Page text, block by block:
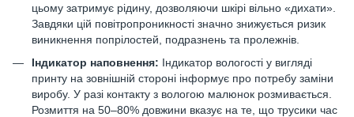
цьому затримує рідину, дозволяючи шкірі вільно «дихати».
Завдяки цій повітропроникності значно знижується ризик
виникнення попрілостей, подразнень та пролежнів.
Індикатор наповнення: Індикатор вологості у вигляді
принту на зовнішній стороні інформує про потребу заміни
виробу. У разі контакту з вологою малюнок розмивається.
Розмиття на 50–80% довжини вказує на те, що трусики час